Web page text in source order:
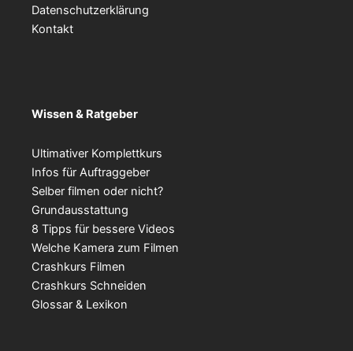
Datenschutzerklärung
Kontakt
Wissen & Ratgeber
Ultimativer Komplettkurs
Infos für Auftraggeber
Selber filmen oder nicht?
Grundausstattung
8 Tipps für bessere Videos
Welche Kamera zum Filmen
Crashkurs Filmen
Crashkurs Schneiden
Glossar & Lexikon